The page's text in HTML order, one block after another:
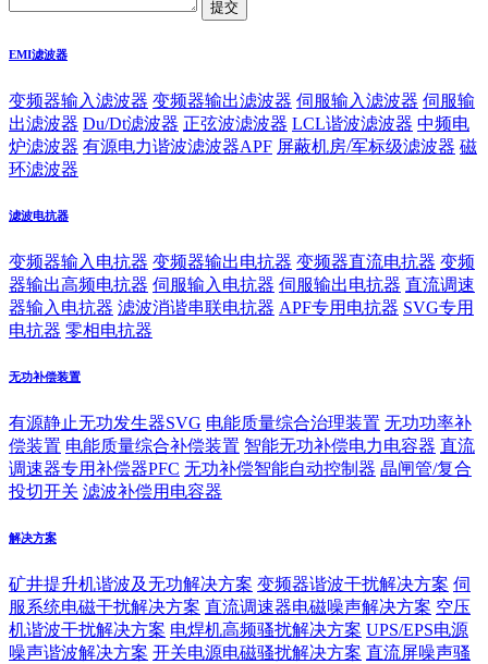
EMI滤波器
变频器输入滤波器 变频器输出滤波器 伺服输入滤波器 伺服输
出滤波器 Du/Dt滤波器 正弦波滤波器 LCL谐波滤波器 中频电
炉滤波器 有源电力谐波滤波器APF 屏蔽机房/军标级滤波器 磁
环滤波器
滤波电抗器
变频器输入电抗器 变频器输出电抗器 变频器直流电抗器 变频
器输出高频电抗器 伺服输入电抗器 伺服输出电抗器 直流调速
器输入电抗器 滤波消谐串联电抗器 APF专用电抗器 SVG专用
电抗器 零相电抗器
无功补偿装置
有源静止无功发生器SVG 电能质量综合治理装置 无功功率补
偿装置 电能质量综合补偿装置 智能无功补偿电力电容器 直流
调速器专用补偿器PFC 无功补偿智能自动控制器 晶闸管/复合
投切开关 滤波补偿用电容器
解决方案
矿井提升机谐波及无功解决方案 变频器谐波干扰解决方案 伺
服系统电磁干扰解决方案 直流调速器电磁噪声解决方案 空压
机谐波干扰解决方案 电焊机高频骚扰解决方案 UPS/EPS电源
噪声谐波解决方案 开关电源电磁骚扰解决方案 直流屏噪声骚